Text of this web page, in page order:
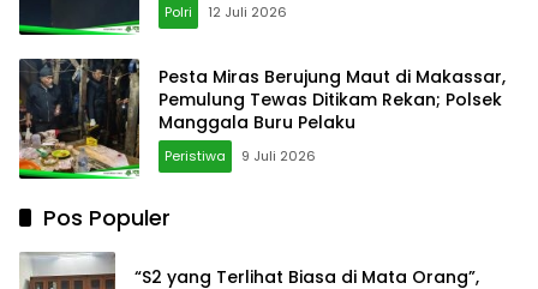
Polri 12 Juli 2026
Pesta Miras Berujung Maut di Makassar,
Pemulung Tewas Ditikam Rekan; Polsek
Manggala Buru Pelaku
Peristiwa 9 Juli 2026
Pos Populer
“S2 yang Terlihat Biasa di Mata Orang”,